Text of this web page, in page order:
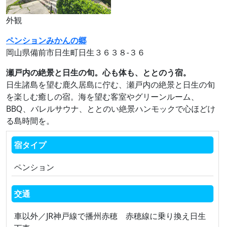
外観
ペンションみかんの郷
岡山県備前市日生町日生３６３８‐３６
瀬戸内の絶景と日生の旬。心も体も、ととのう宿。
日生諸島を望む鹿久居島に佇む、瀬戸内の絶景と日生の旬
を楽しむ癒しの宿。海を望む客室やグリーンルーム、
BBQ、バレルサウナ、ととのい絶景ハンモックで心ほどけ
る島時間を。
宿タイプ
ペンション
交通
車以外／JR神戸線で播州赤穂 赤穂線に乗り換え日生